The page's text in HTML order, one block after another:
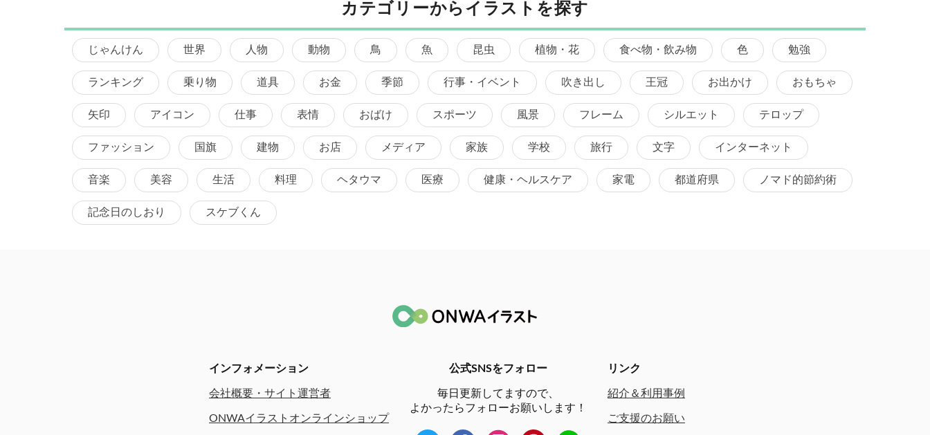
カテゴリーからイラストを探す
じゃんけん 世界 人物 動物 鳥 魚 昆虫 植物・花 食べ物・飲み物 色 勉強
ランキング 乗り物 道具 お金 季節 行事・イベント 吹き出し 王冠 お出かけ おもちゃ
矢印 アイコン 仕事 表情 おばけ スポーツ 風景 フレーム シルエット テロップ
ファッション 国旗 建物 お店 メディア 家族 学校 旅行 文字 インターネット
音楽 美容 生活 料理 ヘタウマ 医療 健康・ヘルスケア 家電 都道府県 ノマド的節約術
記念日のしおり スケブくん
インフォメーション
会社概要・サイト運営者
ONWAイラストオンラインショップ
公式SNSをフォロー
毎日更新してますので、
よかったらフォローお願いします！
リンク
紹介＆利用事例
ご支援のお願い